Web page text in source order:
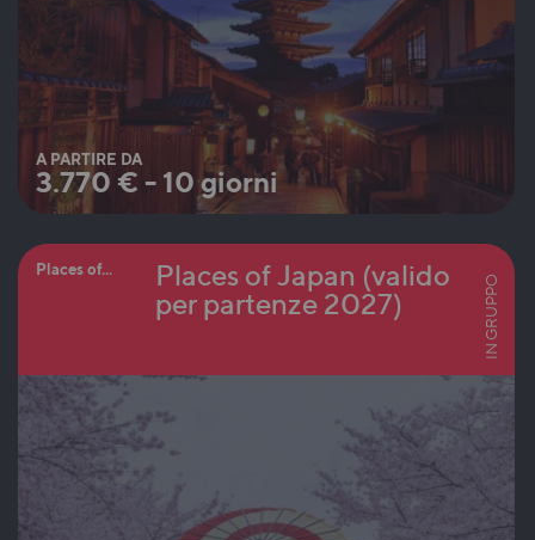
A PARTIRE DA
3.770 € - 10 giorni
Places of...
Places of Japan (valido
per partenze 2027)
IN GRUPPO